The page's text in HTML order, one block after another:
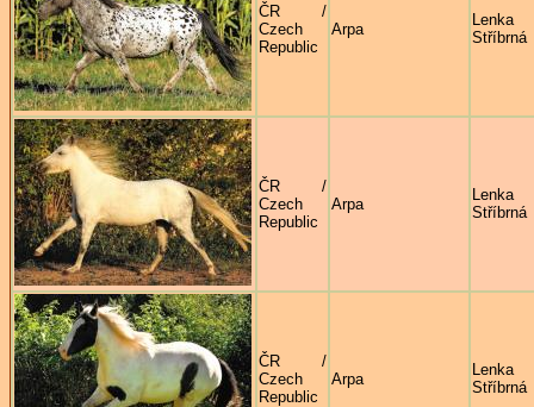
ČR /
Czech
Republic
Arpa
Lenka
Stříbrná
ČR /
Czech
Republic
Arpa
Lenka
Stříbrná
ČR /
Czech
Republic
Arpa
Lenka
Stříbrná